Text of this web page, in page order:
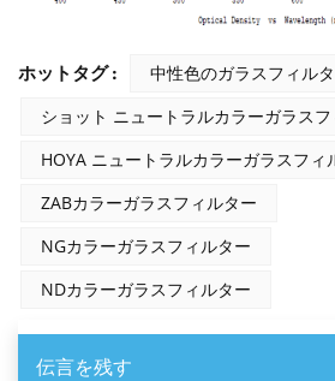
ホットタグ :
中性色のガラスフィル
ショット ニュートラルカラーガラス
HOYA ニュートラルカラーガラスフィ
ZABカラーガラスフィルター
NGカラーガラスフィルター
NDカラーガラスフィルター
伝言を残す